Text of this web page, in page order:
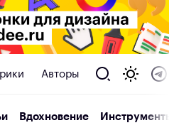
Авторы
Вдохновение